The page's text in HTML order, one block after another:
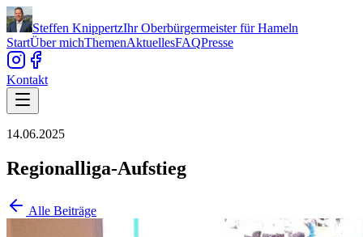
Steffen KnippertzIhr Oberbürgermeister für Hameln
StartÜber michThemenAktuellesFAQPresse
Kontakt
14.06.2025
Regionalliga-Aufstieg
Alle Beiträge